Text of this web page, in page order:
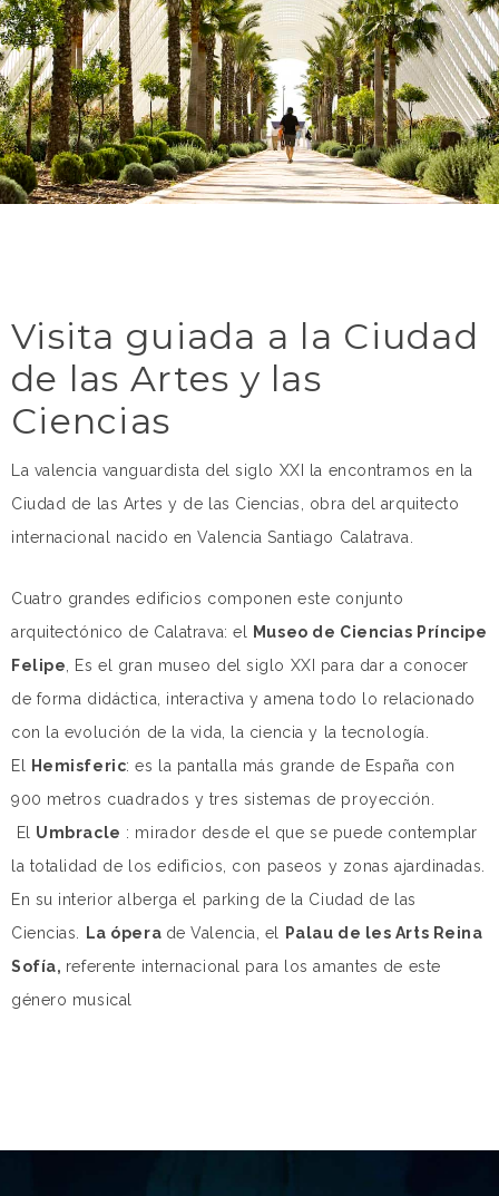
Visita guiada a la Ciudad
de las Artes y las
Ciencias
La valencia vanguardista del siglo XXI la encontramos en la
Ciudad de las Artes y de las Ciencias, obra del arquitecto
internacional nacido en Valencia Santiago Calatrava.
Cuatro grandes edificios componen este conjunto
arquitectónico de Calatrava: el
Museo de Ciencias Príncipe
Felipe , Es el gran museo del siglo XXI para dar a conocer
de forma didáctica, interactiva y amena todo lo relacionado
con la evolución de la vida, la ciencia y la tecnología.
El
Hemisferic: es la pantalla más grande de España con
900 metros cuadrados y tres sistemas de proyección.
El Umbracle : mirador desde el que se puede contemplar
la totalidad de los edificios, con paseos y zonas ajardinadas.
En su interior alberga el parking de la Ciudad de las
Ciencias.
La ópera de Valencia, el
Palau de les Arts Reina
Sofía, referente internacional para los amantes de este
género musical